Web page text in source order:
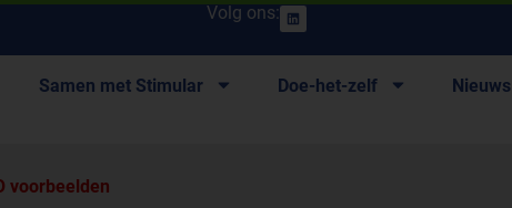
Volg ons:
Samen met Stimular Doe-het-zelf Nieuws
voorbeelden